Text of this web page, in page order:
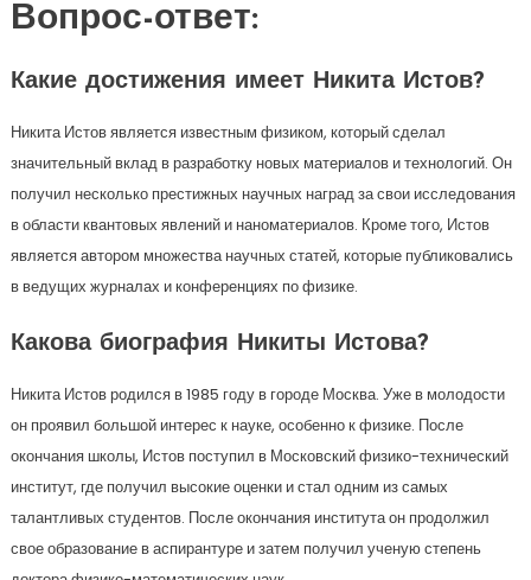
Вопрос-ответ:
Какие достижения имеет Никита Истов?
Никита Истов является известным физиком, который сделал
значительный вклад в разработку новых материалов и технологий. Он
получил несколько престижных научных наград за свои исследования
в области квантовых явлений и наноматериалов. Кроме того, Истов
является автором множества научных статей, которые публиковались
в ведущих журналах и конференциях по физике.
Какова биография Никиты Истова?
Никита Истов родился в 1985 году в городе Москва. Уже в молодости
он проявил большой интерес к науке, особенно к физике. После
окончания школы, Истов поступил в Московский физико-технический
институт, где получил высокие оценки и стал одним из самых
талантливых студентов. После окончания института он продолжил
свое образование в аспирантуре и затем получил ученую степень